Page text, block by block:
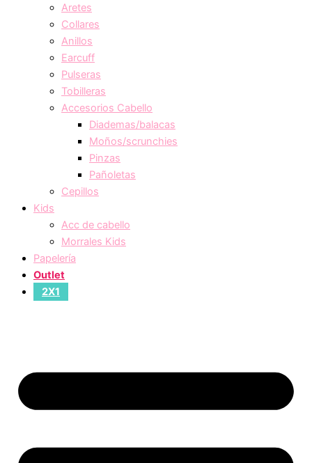
Aretes
Collares
Anillos
Earcuff
Pulseras
Tobilleras
Accesorios Cabello
Diademas/balacas
Moños/scrunchies
Pinzas
Pañoletas
Cepillos
Kids
Acc de cabello
Morrales Kids
Papelería
Outlet
2X1